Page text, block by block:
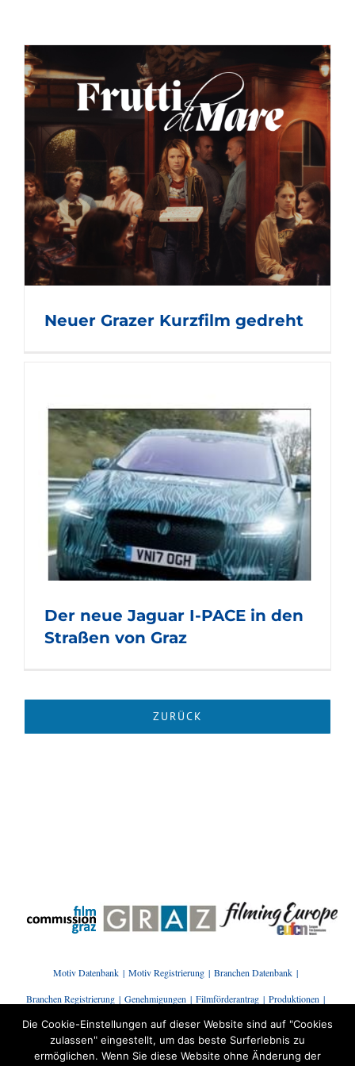
Neuer Grazer Kurzfilm gedreht
Der neue Jaguar I-PACE in den
Straßen von Graz
Motiv Datenbank Motiv Registrierung Branchen Datenbank
Branchen Registrierung Genehmigungen Filmförderantrag Produktionen
Presse | News Branchenstammtisch Kontakt
Die Cookie-Einstellungen auf dieser Website sind auf "Cookies
zulassen" eingestellt, um das beste Surferlebnis zu
ermöglichen. Wenn Sie diese Website ohne Änderung der